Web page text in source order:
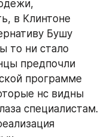
то есть
с тридцатых
Джефферсоном
городишке
Америки. Его отец
у будущего